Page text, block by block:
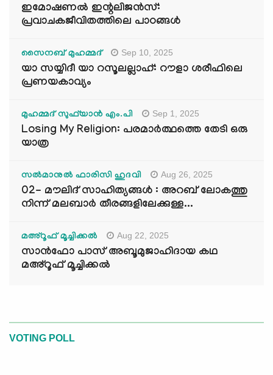
ഇമോഷണൽ ഇന്റലിജൻസ്:
പ്രവാചകജീവിതത്തിലെ പാഠങ്ങൾ
സൈനബ് മുഹമ്മദ് Sep 10, 2025
യാ സയ്യിദീ യാ റസൂലല്ലാഹ്: റൗളാ ശരീഫിലെ
പ്രണയകാവ്യം
മുഹമ്മദ് സുഫ്‌യാൻ എം.പി Sep 1, 2025
Losing My Religion: പരമാർത്ഥത്തെ തേടി ഒരു
യാത്ര
സൽമാനുൽ ഫാരിസി ഹുദവി Aug 26, 2025
02- മൗലിദ് സാഹിത്യങ്ങൾ : അറബ് ലോകത്തു
നിന്ന് മലബാർ തീരങ്ങളിലേക്കുള്ള...
മഅ്റൂഫ് മൂച്ചിക്കല്‍ Aug 22, 2025
സാൻഫോ പാസ് അബൂമുജാഹിദായ കഥ
മഅ്റൂഫ് മൂച്ചിക്കല്‍
VOTING POLL